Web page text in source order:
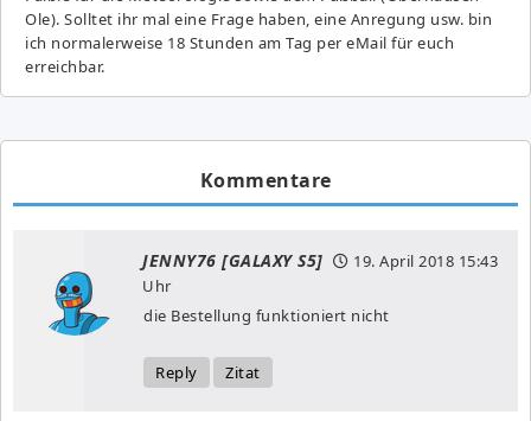
Ole). Solltet ihr mal eine Frage haben, eine Anregung usw. bin
ich normalerweise 18 Stunden am Tag per eMail für euch
erreichbar.
Kommentare
JENNY76 [GALAXY S5] 19. April 2018 15:43
Uhr
die Bestellung funktioniert nicht
Reply Zitat